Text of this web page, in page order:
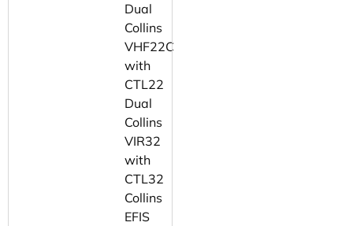
Dual
Collins
VHF22C
with
CTL22
Dual
Collins
VIR32
with
CTL32
Collins
EFIS